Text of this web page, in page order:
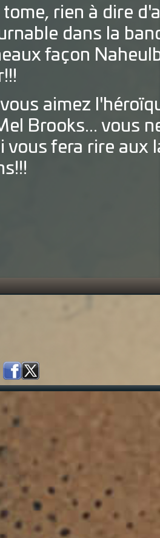
tome, rien à dire
dans la
façon
aimez
Brooks... vous
vous fera rire aux